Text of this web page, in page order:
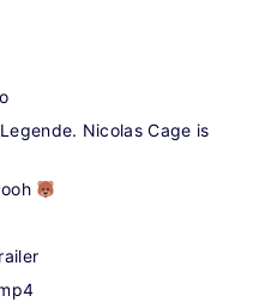
Nicolas Cage is